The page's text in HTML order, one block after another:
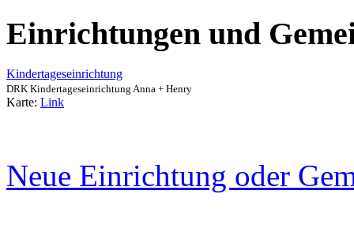
Einrichtungen und
Kindertageseinrichtung
DRK Kindertageseinrichtung Anna + Henry
Karte: Link
Neue Einrichtung oder